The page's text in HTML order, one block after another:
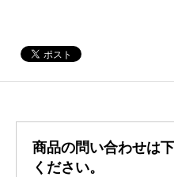
商品の問い合わせは
ください。